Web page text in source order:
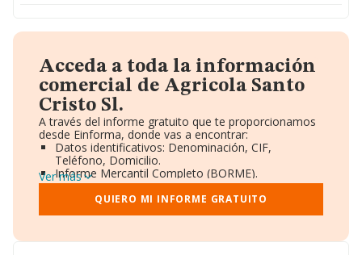
Acceda a toda la información
comercial de Agricola Santo
Cristo Sl.
A través del informe gratuito que te proporcionamos
desde Einforma, donde vas a encontrar:
Datos identificativos: Denominación, CIF,
Teléfono, Domicilio.
Informe Mercantil Completo (BORME).
Gráficos de Evolución Ventas y Empleados.
Consejo de Administración y Administradores.
Directivos y Ejecutivos.
Ver más
QUIERO MI INFORME GRATUITO